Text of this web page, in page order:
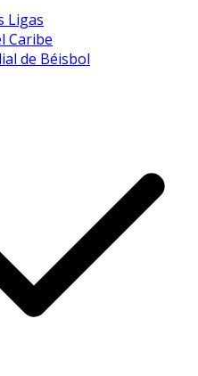
Ligas
Caribe
de Béisbol